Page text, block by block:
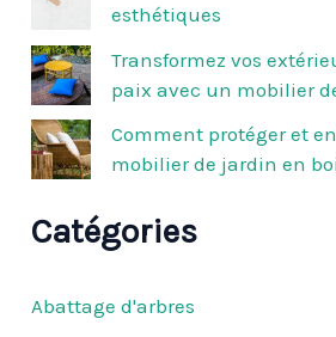
esthétiques
Transformez vos
paix avec un mobilier
Comment protéger et
mobilier de jardin en
Catégories
Abattage d'arbres